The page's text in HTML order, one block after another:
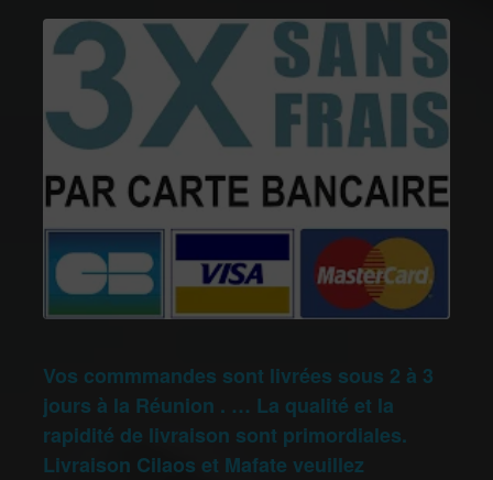
Vos commmandes sont livrées sous 2 à 3
jours à la Réunion . … La qualité et la
rapidité de livraison sont primordiales.
Livraison Cilaos et Mafate veuillez